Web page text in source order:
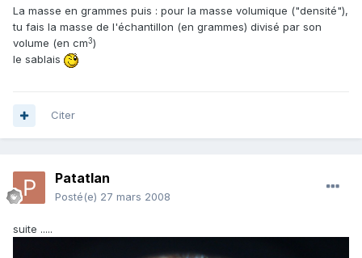
La masse en grammes puis : pour la masse volumique ("densité"),
tu fais la masse de l'échantillon (en grammes) divisé par son
volume (en cm3)
le sablais
Citer
Patatlan
Posté(e) 27 mars 2008
suite .....